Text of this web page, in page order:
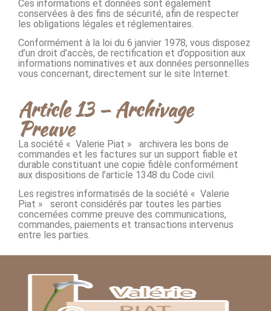
Ces informations et données sont également
conservées à des fins de sécurité, afin de respecter
les obligations légales et réglementaires.
Conformément à la loi du 6 janvier 1978, vous disposez
d’un droit d’accès, de rectification et d’opposition aux
informations nominatives et aux données personnelles
vous concernant, directement sur le site Internet.
Article 13 – Archivage
Preuve
La société « Valerie Piat » archivera les bons de
commandes et les factures sur un support fiable et
durable constituant une copie fidèle conformément
aux dispositions de l’article 1348 du Code civil.
Les registres informatisés de la société « Valerie
Piat » seront considérés par toutes les parties
concernées comme preuve des communications,
commandes, paiements et transactions intervenus
entre les parties.